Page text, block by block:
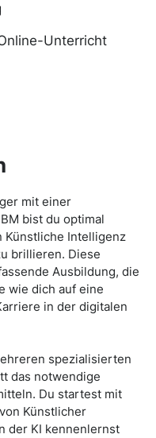
Unterricht
mit einer
bist du optimal
Künstliche Intelligenz
brillieren. Diese
Ausbildung, die
wie dich auf eine
in der digitalen
spezialisierten
das notwendige
Du startest mit
Künstlicher
der KI kennenlernst